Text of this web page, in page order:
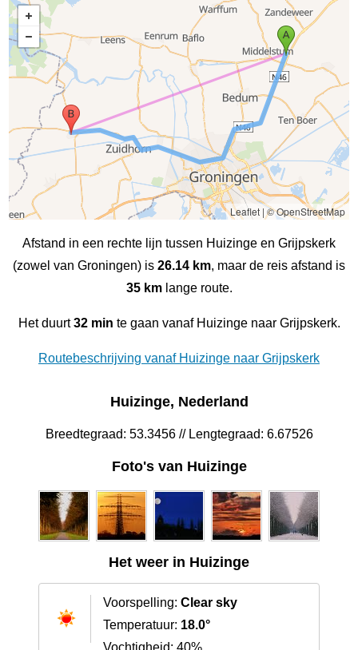
Leaflet|© OpenStreetMap
Afstand in een rechte lijn tussen Huizinge en Grijpskerk
(zowel van Groningen) is 26.14 km, maar de reis afstand is
35 kmlange route.
Het duurt32 min te gaan vanaf Huizinge naar Grijpskerk.
Routebeschrijving vanaf Huizinge naar Grijpskerk
Huizinge, Nederland
Breedtegraad: 53.3456 // Lengtegraad: 6.67526
Foto's van Huizinge
Het weer in Huizinge
Voorspelling: Clear sky
Temperatuur: 18.0°